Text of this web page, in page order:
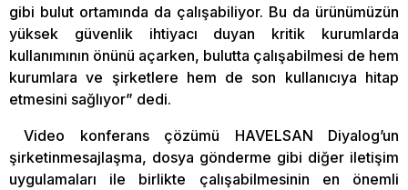
gibi bulut ortamında da çalışabiliyor. Bu da ürünümüzün
yüksek güvenlik ihtiyacı duyan kritik kurumlarda
kullanımının önünü açarken, bulutta çalışabilmesi de hem
kurumlara ve şirketlere hem de son kullanıcıya hitap
etmesini sağlıyor” dedi.
Video konferans çözümü HAVELSAN Diyalog’un
şirketinmesajlaşma, dosya gönderme gibi diğer iletişim
uygulamaları ile birlikte çalışabilmesinin en önemli